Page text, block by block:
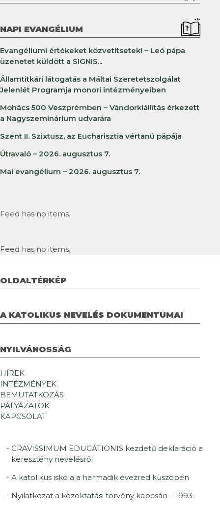
NAPI EVANGÉLIUM
Evangéliumi értékeket közvetítsetek! – Leó pápa
üzenetet küldött a SIGNIS...
Államtitkári látogatás a Máltai Szeretetszolgálat
Jelenlét Programja monori intézményeiben
Mohács 500 Veszprémben – Vándorkiállítás érkezett
a Nagyszeminárium udvarára
Szent II. Szixtusz, az Eucharisztia vértanú pápája
Útravaló – 2026. augusztus 7.
Mai evangélium – 2026. augusztus 7.
Feed has no items.
Feed has no items.
OLDALTÉRKÉP
A KATOLIKUS NEVELÉS DOKUMENTUMAI
NYILVÁNOSSÁG
HÍREK
INTÉZMÉNYEK
BEMUTATKOZÁS
PÁLYÁZATOK
KAPCSOLAT
GRAVISSIMUM EDUCATIONIS kezdetű deklaráció a
keresztény nevelésről
A katolikus iskola a harmadik évezred küszöbén
Nyilatkozat a közoktatási törvény kapcsán – 1993.